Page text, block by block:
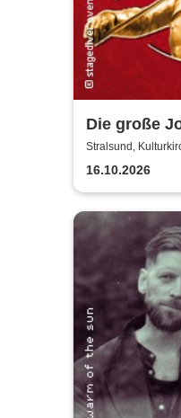
Die große
Revue
Stralsund,
16.10.2026